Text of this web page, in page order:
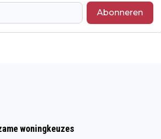
Abonneren
woningkeuzes